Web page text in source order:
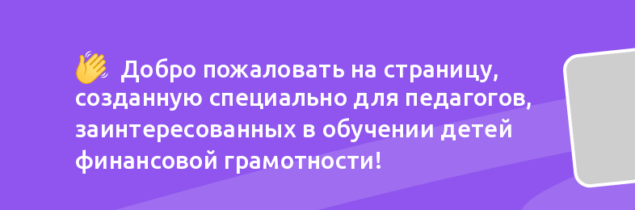
Добро пожаловать на страницу,
созданную специально для педагогов,
заинтересованных в обучении детей
финансовой грамотности!